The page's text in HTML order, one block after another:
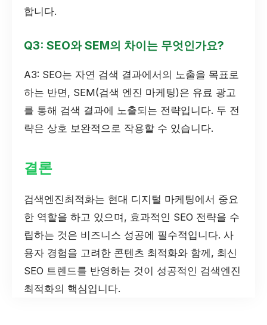
합니다.
Q3: SEO와 SEM의 차이는 무엇인가요?
A3: SEO는 자연 검색 결과에서의 노출을 목표로
하는 반면, SEM(검색 엔진 마케팅)은 유료 광고
를 통해 검색 결과에 노출되는 전략입니다. 두 전
략은 상호 보완적으로 작용할 수 있습니다.
결론
검색엔진최적화는 현대 디지털 마케팅에서 중요
한 역할을 하고 있으며, 효과적인 SEO 전략을 수
립하는 것은 비즈니스 성공에 필수적입니다. 사
용자 경험을 고려한 콘텐츠 최적화와 함께, 최신
SEO 트렌드를 반영하는 것이 성공적인 검색엔진
최적화의 핵심입니다.